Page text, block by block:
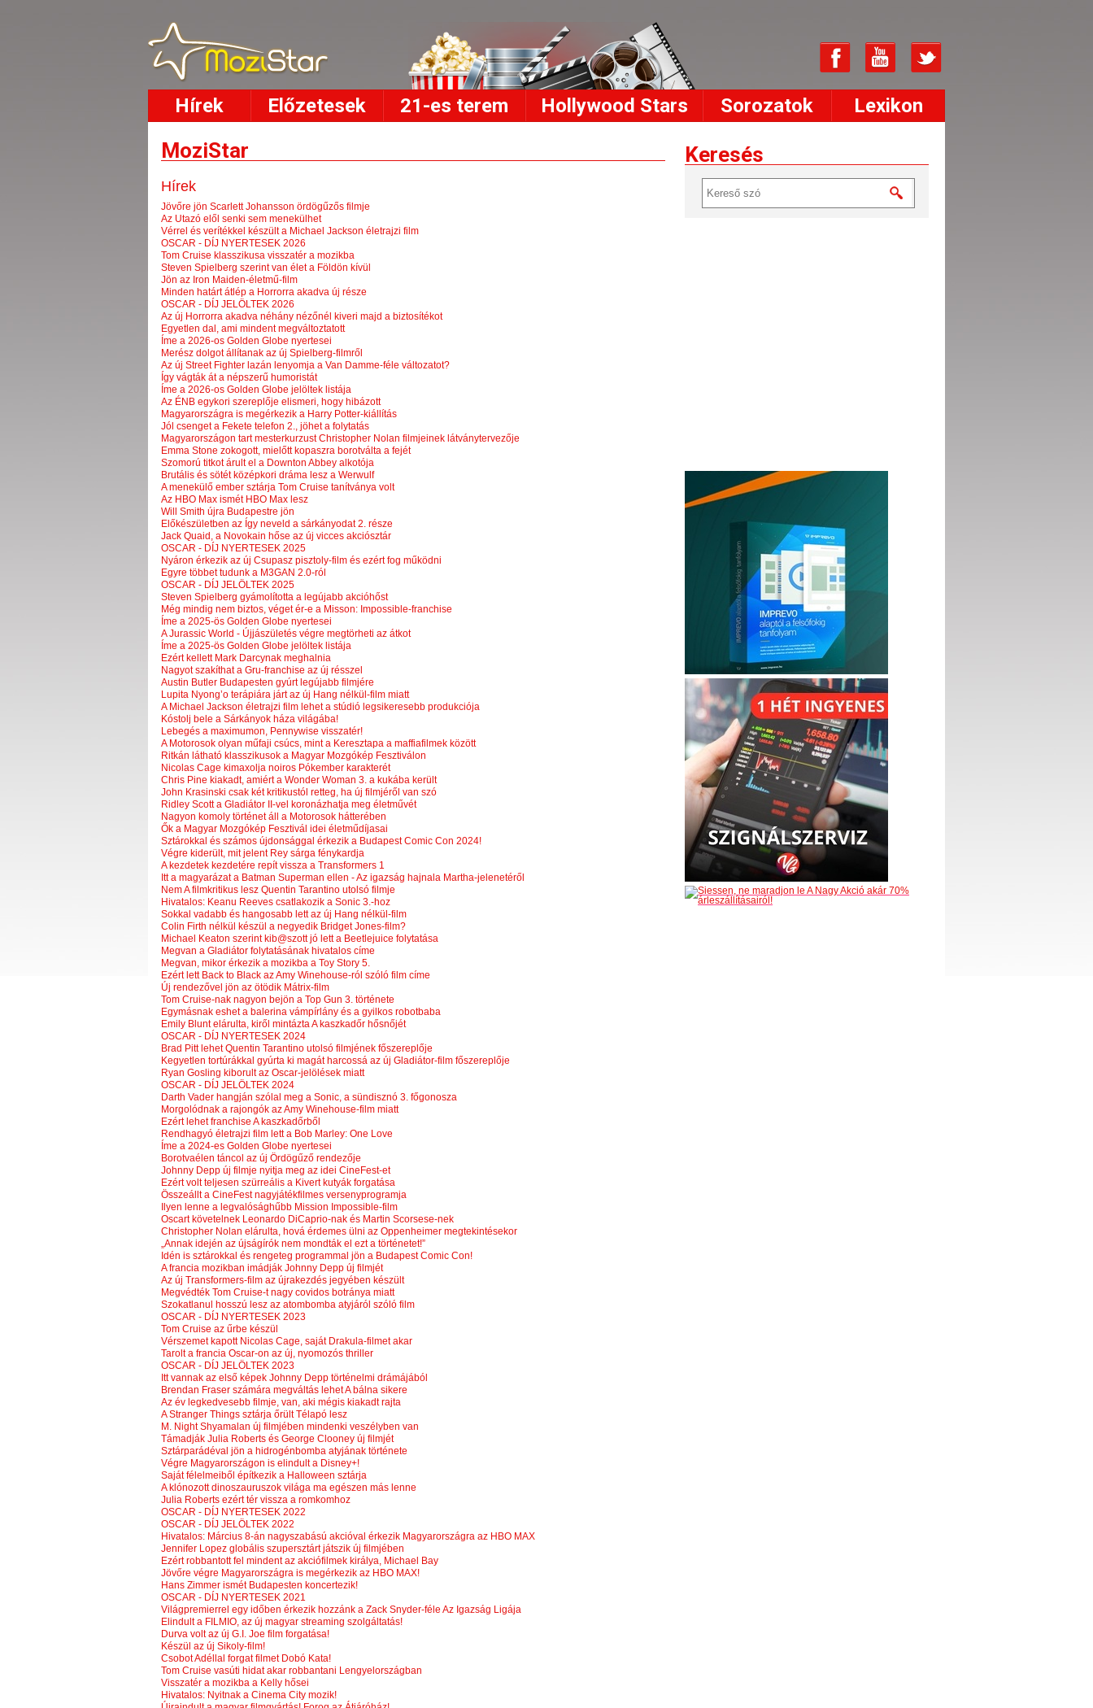
Hírek Előzetesek 21-es terem Hollywood Stars Sorozatok Lexikon
MoziStar
Hírek
Jövőre jön Scarlett Johansson ördögűzős filmje
Az Utazó elől senki sem menekülhet
Vérrel és verítékkel készült a Michael Jackson életrajzi film
OSCAR - DÍJ NYERTESEK 2026
Tom Cruise klasszikusa visszatér a mozikba
Steven Spielberg szerint van élet a Földön kívül
Jön az Iron Maiden-életmű-film
Minden határt átlép a Horrorra akadva új része
OSCAR - DÍJ JELÖLTEK 2026
Az új Horrorra akadva néhány nézőnél kiveri majd a biztosítékot
Egyetlen dal, ami mindent megváltoztatott
Íme a 2026-os Golden Globe nyertesei
Merész dolgot állítanak az új Spielberg-filmről
Az új Street Fighter lazán lenyomja a Van Damme-féle változatot?
Így vágták át a népszerű humoristát
Íme a 2026-os Golden Globe jelöltek listája
Az ÉNB egykori szereplője elismeri, hogy hibázott
Magyarországra is megérkezik a Harry Potter-kiállítás
Jól csenget a Fekete telefon 2., jöhet a folytatás
Magyarországon tart mesterkurzust Christopher Nolan filmjeinek látványtervezője
Emma Stone zokogott, mielőtt kopaszra borotválta a fejét
Szomorú titkot árult el a Downton Abbey alkotója
Brutális és sötét középkori dráma lesz a Werwulf
A menekülő ember sztárja Tom Cruise tanítványa volt
Az HBO Max ismét HBO Max lesz
Will Smith újra Budapestre jön
Előkészületben az Így neveld a sárkányodat 2. része
Jack Quaid, a Novokain hőse az új vicces akciósztár
OSCAR - DÍJ NYERTESEK 2025
Nyáron érkezik az új Csupasz pisztoly-film és ezért fog működni
Egyre többet tudunk a M3GAN 2.0-ról
OSCAR - DÍJ JELÖLTEK 2025
Steven Spielberg gyámolította a legújabb akcióhőst
Még mindig nem biztos, véget ér-e a Misson: Impossible-franchise
Íme a 2025-ös Golden Globe nyertesei
A Jurassic World - Újjászületés végre megtörheti az átkot
Íme a 2025-ös Golden Globe jelöltek listája
Ezért kellett Mark Darcynak meghalnia
Nagyot szakíthat a Gru-franchise az új résszel
Austin Butler Budapesten gyúrt legújabb filmjére
Lupita Nyong’o terápiára járt az új Hang nélkül-film miatt
A Michael Jackson életrajzi film lehet a stúdió legsikeresebb produkciója
Kóstolj bele a Sárkányok háza világába!
Lebegés a maximumon, Pennywise visszatér!
A Motorosok olyan műfaji csúcs, mint a Keresztapa a maffiafilmek között
Ritkán látható klasszikusok a Magyar Mozgókép Fesztiválon
Nicolas Cage kimaxolja noiros Pókember karakterét
Chris Pine kiakadt, amiért a Wonder Woman 3. a kukába került
John Krasinski csak két kritikustól retteg, ha új filmjéről van szó
Ridley Scott a Gladiátor II-vel koronázhatja meg életművét
Nagyon komoly történet áll a Motorosok hátterében
Ők a Magyar Mozgókép Fesztivál idei életműdíjasai
Sztárokkal és számos újdonsággal érkezik a Budapest Comic Con 2024!
Végre kiderült, mit jelent Rey sárga fénykardja
A kezdetek kezdetére repít vissza a Transformers 1
Itt a magyarázat a Batman Superman ellen - Az igazság hajnala Martha-jelenetéről
Nem A filmkritikus lesz Quentin Tarantino utolsó filmje
Hivatalos: Keanu Reeves csatlakozik a Sonic 3.-hoz
Sokkal vadabb és hangosabb lett az új Hang nélkül-film
Colin Firth nélkül készül a negyedik Bridget Jones-film?
Michael Keaton szerint kib@szott jó lett a Beetlejuice folytatása
Megvan a Gladiátor folytatásának hivatalos címe
Megvan, mikor érkezik a mozikba a Toy Story 5.
Ezért lett Back to Black az Amy Winehouse-ról szóló film címe
Új rendezővel jön az ötödik Mátrix-film
Tom Cruise-nak nagyon bejön a Top Gun 3. története
Egymásnak eshet a balerina vámpírlány és a gyilkos robotbaba
Emily Blunt elárulta, kiről mintázta A kaszkadőr hősnőjét
OSCAR - DÍJ NYERTESEK 2024
Brad Pitt lehet Quentin Tarantino utolsó filmjének főszereplője
Kegyetlen tortúrákkal gyúrta ki magát harcossá az új Gladiátor-film főszereplője
Ryan Gosling kiborult az Oscar-jelölések miatt
OSCAR - DÍJ JELÖLTEK 2024
Darth Vader hangján szólal meg a Sonic, a sündisznó 3. főgonosza
Morgolódnak a rajongók az Amy Winehouse-film miatt
Ezért lehet franchise A kaszkadőrből
Rendhagyó életrajzi film lett a Bob Marley: One Love
Íme a 2024-es Golden Globe nyertesei
Borotvaélen táncol az új Ördögűző rendezője
Johnny Depp új filmje nyitja meg az idei CineFest-et
Ezért volt teljesen szürreális a Kivert kutyák forgatása
Összeállt a CineFest nagyjátékfilmes versenyprogramja
Ilyen lenne a legvalósághűbb Mission Impossible-film
Oscart követelnek Leonardo DiCaprio-nak és Martin Scorsese-nek
Christopher Nolan elárulta, hová érdemes ülni az Oppenheimer megtekintésekor
„Annak idején az újságírók nem mondták el ezt a történetet!”
Idén is sztárokkal és rengeteg programmal jön a Budapest Comic Con!
A francia mozikban imádják Johnny Depp új filmjét
Az új Transformers-film az újrakezdés jegyében készült
Megvédték Tom Cruise-t nagy covidos botránya miatt
Szokatlanul hosszú lesz az atombomba atyjáról szóló film
OSCAR - DÍJ NYERTESEK 2023
Tom Cruise az űrbe készül
Vérszemet kapott Nicolas Cage, saját Drakula-filmet akar
Tarolt a francia Oscar-on az új, nyomozós thriller
OSCAR - DÍJ JELÖLTEK 2023
Itt vannak az első képek Johnny Depp történelmi drámájából
Brendan Fraser számára megváltás lehet A bálna sikere
Az év legkedvesebb filmje, van, aki mégis kiakadt rajta
A Stranger Things sztárja őrült Télapó lesz
M. Night Shyamalan új filmjében mindenki veszélyben van
Támadják Julia Roberts és George Clooney új filmjét
Sztárparádéval jön a hidrogénbomba atyjának története
Végre Magyarországon is elindult a Disney+!
Saját félelmeiből építkezik a Halloween sztárja
A klónozott dinoszauruszok világa ma egészen más lenne
Julia Roberts ezért tér vissza a romkomhoz
OSCAR - DÍJ NYERTESEK 2022
OSCAR - DÍJ JELÖLTEK 2022
Hivatalos: Március 8-án nagyszabású akcióval érkezik Magyarországra az HBO MAX
Jennifer Lopez globális szupersztárt játszik új filmjében
Ezért robbantott fel mindent az akciófilmek királya, Michael Bay
Jövőre végre Magyarországra is megérkezik az HBO MAX!
Hans Zimmer ismét Budapesten koncertezik!
OSCAR - DÍJ NYERTESEK 2021
Világpremierrel egy időben érkezik hozzánk a Zack Snyder-féle Az Igazság Ligája
Elindult a FILMIO, az új magyar streaming szolgáltatás!
Durva volt az új G.I. Joe film forgatása!
Készül az új Sikoly-film!
Csobot Adéllal forgat filmet Dobó Kata!
Tom Cruise vasúti hidat akar robbantani Lengyelországban
Visszatér a mozikba a Kelly hősei
Hivatalos: Nyitnak a Cinema City mozik!
Keresés